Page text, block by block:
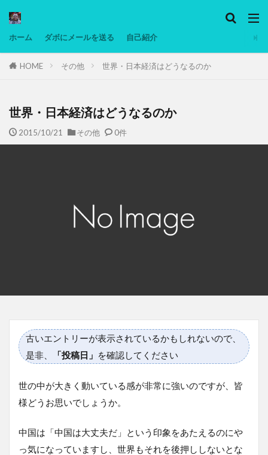
ホーム ダボにメールを送る 自己紹介
HOME その他 世界・日本経済はどうなるのか
世界・日本経済はどうなるのか
2015/10/21 その他 0件
古いエントリーが表示されているかもしれないので、
是非、
「投稿日」 を確認してください
世の中が大きく動いている感が非常に強いのですが、皆
様どうお思いでしょうか。
中国は「中国は大丈夫だ」という印象をあたえるのにや
っ気になっていますし、世界もそれを後押ししないとな
タグ
低温調理・スロークッカー
低糖質ダイエット